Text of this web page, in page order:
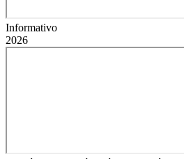
Informativo
2026